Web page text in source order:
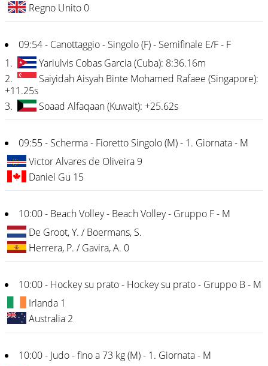
Regno Unito 0
09:54 - Canottaggio - Singolo (F) - Semifinale E/F - F
1.
Yariulvis Cobas Garcia (Cuba): 8:36.16m
2.
Saiyidah Aisyah Binte Mohamed Rafaee (Singapore):
+11.25s
3.
Soaad Alfaqaan (Kuwait): +25.62s
09:55 - Scherma - Fioretto Singolo (M) - 1. Giornata - M
Victor Alvares de Oliveira 9
Daniel Gu 15
10:00 - Beach Volley - Beach Volley - Gruppo F - M
De Groot, Y. / Boermans, S.
Herrera, P. / Gavira, A. 0
10:00 - Hockey su prato - Hockey su prato - Gruppo B - M
Irlanda 1
Australia 2
10:00 - Judo - fino a 73 kg (M) - 1. Giornata - M